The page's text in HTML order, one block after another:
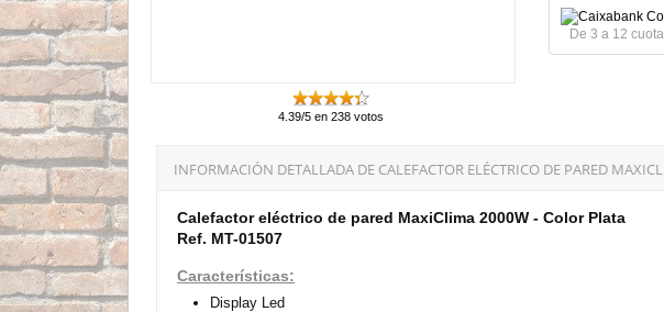
4.39/5 en 238 votos
De 3 a 12
INFORMACIÓN DETALLADA DE CALEFACTOR ELÉCTRICO DE PARED
Calefactor eléctrico de pared MaxiClima 2000W - Color Plata
Ref. MT-01507
Características:
Display Led